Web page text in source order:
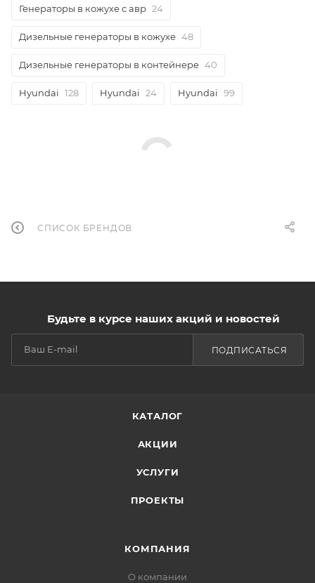
Генераторы в кожухе с авр 24
Дизельные генераторы в кожухе 48
Дизельные генераторы в контейнере 40
Hyundai 128 Hyundai 24 Hyundai 99
СПИСОК БРЕНДОВ
Будьте в курсе наших акций и новостей
ПОДПИСАТЬСЯ
КАТАЛОГ
АКЦИИ
УСЛУГИ
ПРОЕКТЫ
КОМПАНИЯ
О компании